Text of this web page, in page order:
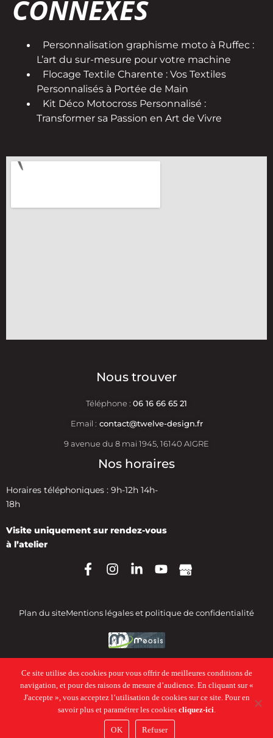
CONNEXES
Personnalisation graphisme moto à Ruffec :
L’art du sur-mesure pour votre machine
Flocage Textile Charente : Vos Textiles
Personnalisés à Portée de Main
Kit Déco Motocross Personnalisé :
Transformer sa Passion en Art de Vivre
Nous trouver
Téléphone : 06 16 66 65 21
Email : contact@twelve-design.fr
9 avenue du 8 mai 1945, 16140 AIGRE
Nos horaires
Horaires téléphoniques : 9h-12h 14h-
18h
Visite uniquement sur rendez-vous
à l’atelier
Plan du siteMentions légales et politique de confidentialité
Ce site utilise des cookies pour vous offrir de meilleures conditions de
navigation, et pour des raisons de mesure d’audience. En cliquant sur «
J'accepte », vous acceptez l’utilisation de cookies sur ce site. Pour en
savoir plus et paramétrer les cookies cliquez-ici.
OK Refuser